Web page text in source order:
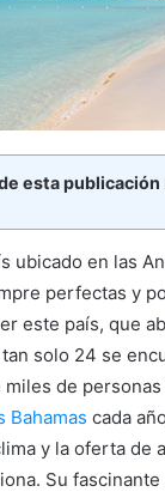
esta publicación
ubicado en las
perfectas y
este país, que
solo 24 se
de
Bahamas cada
y la oferta de
Su